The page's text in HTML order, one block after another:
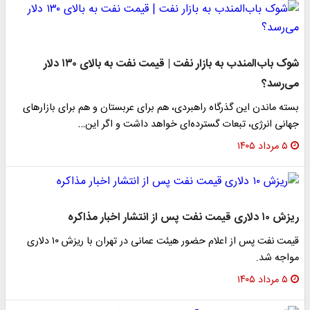
شوک باب‌المندب به بازار نفت | قیمت نفت به بالای ۱۳۰ دلار
می‌رسد؟
بسته ماندن این گذرگاه راهبردی، هم برای عربستان و هم برای بازارهای
جهانی انرژی، تبعات گسترده‌ای خواهد داشت و اگر این…
۵ مرداد ۱۴۰۵
ریزش ۱۰ دلاری قیمت نفت پس از انتشار اخبار مذاکره
قیمت نفت پس از اعلام حضور هیئت عمانی در تهران با ریزش ۱۰ دلاری
مواجه شد.
۵ مرداد ۱۴۰۵